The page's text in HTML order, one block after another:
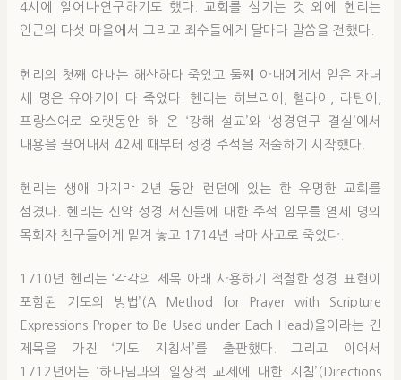
4시에 일어나·연구하기도 했다. 교회를 섬기는 것 외에 헨리는
인근의 다섯 마을에서 그리고 죄수들에게 달마다 말씀을 전했다.
헨리의 첫째 아내는 해산하다 죽었고 둘째 아내에게서 얻은 자녀
세 명은 유아기에 다 죽었다. 헨리는 히브리어, 헬라어, 라틴어,
프랑스어로 오랫동안 해 온 ‘강해 설교’와 ‘성경연구 결실’에서
내용을 끌어내서 42세 때부터 성경 주석을 저술하기 시작했다.
헨리는 생애 마지막 2년 동안 런던에 있는 한 유명한 교회를
섬겼다. 헨리는 신약 성경 서신들에 대한 주석 임무를 열세 명의
목회자 친구들에게 맡겨 놓고 1714년 낙마 사고로 죽었다.
1710년 헨리는 ‘각각의 제목 아래 사용하기 적절한 성경 표현이
포함된 기도의 방법’(A Method for Prayer with Scripture
Expressions Proper to Be Used under Each Head)을이라는 긴
제목을 가진 ‘기도 지침서’를 출판했다. 그리고 이어서
1712년에는 ‘하나님과의 일상적 교제에 대한 지침’(Directions